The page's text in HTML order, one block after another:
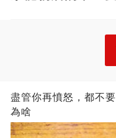
盡管你再憤怒，都不
為啥